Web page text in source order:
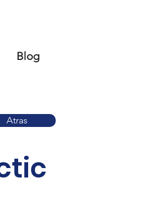
Blog
Atras